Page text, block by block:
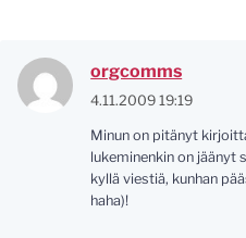
orgcomms
4.11.2009 19:19
Minun on pitänyt
lukeminenkin on jäänyt
kyllä viestiä, kunhan
haha)!